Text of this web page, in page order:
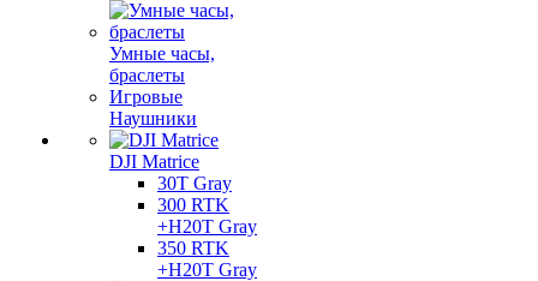
Умные часы,
браслеты
Игровые
Наушники
DJI Matrice
30T Gray
300 RTK
+H20T Gray
350 RTK
+H20T Gray